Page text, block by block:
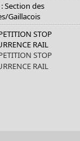
: Section des
Gaillacois
STOP
RAIL
STOP
RAIL